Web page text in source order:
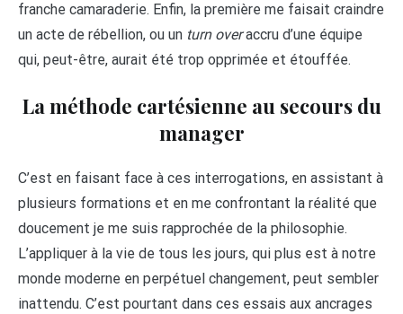
franche camaraderie. Enfin, la première me faisait craindre
un acte de rébellion, ou un turn overaccru d’une équipe
qui, peut-être, aurait été trop opprimée et étouffée.
La méthode cartésienne au secours du
manager
C’est en faisant face à ces interrogations, en assistant à
plusieurs formations et en me confrontant la réalité que
doucement je me suis rapprochée de la philosophie.
L’appliquer à la vie de tous les jours, qui plus est à notre
monde moderne en perpétuel changement, peut sembler
inattendu. C’est pourtant dans ces essais aux ancrages